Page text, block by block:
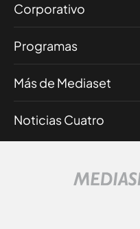
Corporativo
Programas
Más de Mediaset
Noticias Cuatro